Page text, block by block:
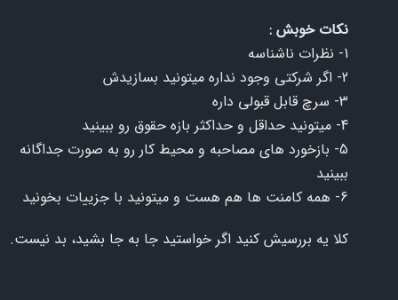
نکات خوبش :
1- نظرات ناشناسه
2- اگر شرکتی وجود نداره میتونید بسازیدش
3- سرچ قابل قبولی داره
4- میتونید حداقل و حداکثر بازه حقوق رو ببینید
5- بازخورد های مصاحبه و محیط کار رو به صورت جداگانه
ببینید
6- همه کامنت ها هم هست و میتونید با جزییات بخونید
کلا یه بررسیش کنید اگر خواستید جا به جا بشید، بد نیست.